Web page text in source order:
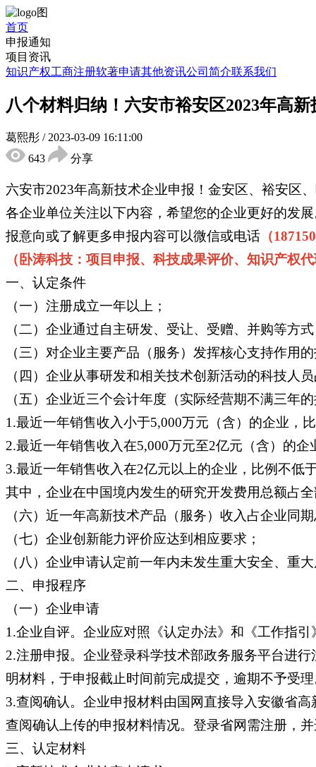
首页
申报通知
项目资讯
知识产权工商注册软著申请其他资讯公司简介联系我们
八个材料归纳！六安市裕安区2023年高
葛熙彤 / 2023-03-09 16:11:00
643
分享
六安市2023年高新技术企业申报！金安区、裕安区
各企业单位关注以下内容，希望您的企业更好的发
报意向或了解更多申报内容可以微信或电话 （
（卧涛科技：项目申报、科技成果评价、知识产权
一、认定条件
（一）注册成立一年以上；
（二）企业通过自主研发、受让、受赠、并购等方
（三）对企业主要产品（服务）发挥核心支持作用
（四）企业从事研发和相关技术创新活动的科技人
（五）企业近三个会计年度（实际经营期不满三年
1.最近一年销售收入小于5,000万元（含）的企业，
2.最近一年销售收入在5,000万元至2亿元（含）的企
3.最近一年销售收入在2亿元以上的企业，比例不低
其中，企业在中国境内发生的研究开发费用总额占
（六）近一年高新技术产品（服务）收入占企业同
（七）企业创新能力评价应达到相应要求；
（八）企业申请认定前一年内未发生重大安全、重
二、申报程序
（一）企业申请
1.企业自评。企业应对照《认定办法》和《工作指
2.注册申报。企业登录科学技术部政务服务平台进
明材料，于申报截止时间前完成提交，逾期不予受
3.查阅确认。企业申报材料由国网直接导入安徽省
查阅确认上传的申报材料情况。登录省网需注册，
三、认定材料